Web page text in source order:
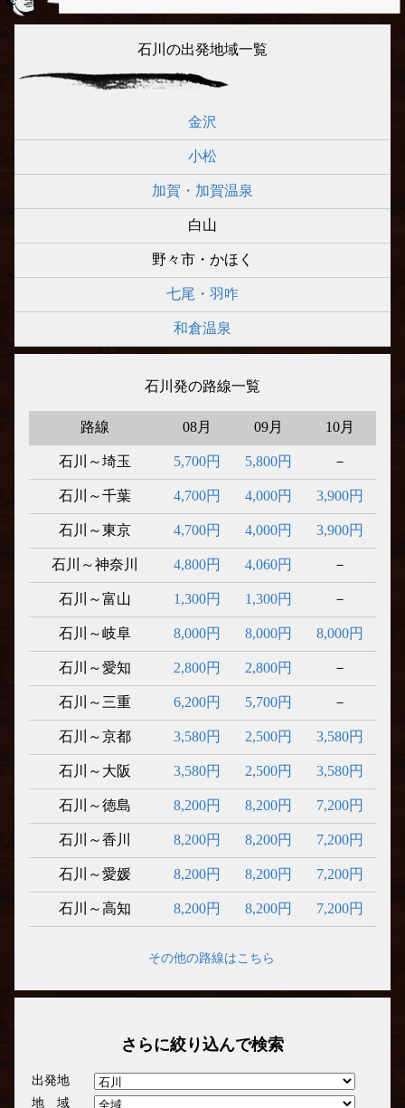
石川の出発地域一覧
金沢
小松
加賀・加賀温泉
白山
野々市・かほく
七尾・羽咋
和倉温泉
石川発の路線一覧
路線 08月 09月 10月
石川～埼玉 5,700円 5,800円 －
石川～千葉 4,700円 4,000円 3,900円
石川～東京 4,700円 4,000円 3,900円
石川～神奈川 4,800円 4,060円 －
石川～富山 1,300円 1,300円 －
石川～岐阜 8,000円 8,000円 8,000円
石川～愛知 2,800円 2,800円 －
石川～三重 6,200円 5,700円 －
石川～京都 3,580円 2,500円 3,580円
石川～大阪 3,580円 2,500円 3,580円
石川～徳島 8,200円 8,200円 7,200円
石川～香川 8,200円 8,200円 7,200円
石川～愛媛 8,200円 8,200円 7,200円
石川～高知 8,200円 8,200円 7,200円
その他の路線はこちら
さらに絞り込んで検索
出発地
地 域